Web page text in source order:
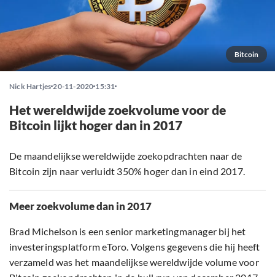
Bitcoin
Nick Hartjes 20-11-2020 15:31
Het wereldwijde zoekvolume voor de
Bitcoin lijkt hoger dan in 2017
De maandelijkse wereldwijde zoekopdrachten naar de
Bitcoin zijn naar verluidt 350% hoger dan in eind 2017.
Meer zoekvolume dan in 2017
Brad Michelson is een senior marketingmanager bij het
investeringsplatform eToro. Volgens gegevens die hij heeft
verzameld was het maandelijkse wereldwijde volume voor